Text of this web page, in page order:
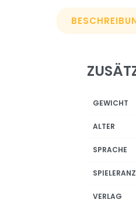
GEWICHT
ALTER
SPRACHE
VERLAG